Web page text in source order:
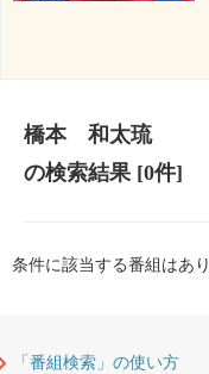
橋本 和太琉
の検索結果[0件]
条件に該当する番組はあり
「番組検索」の使い方